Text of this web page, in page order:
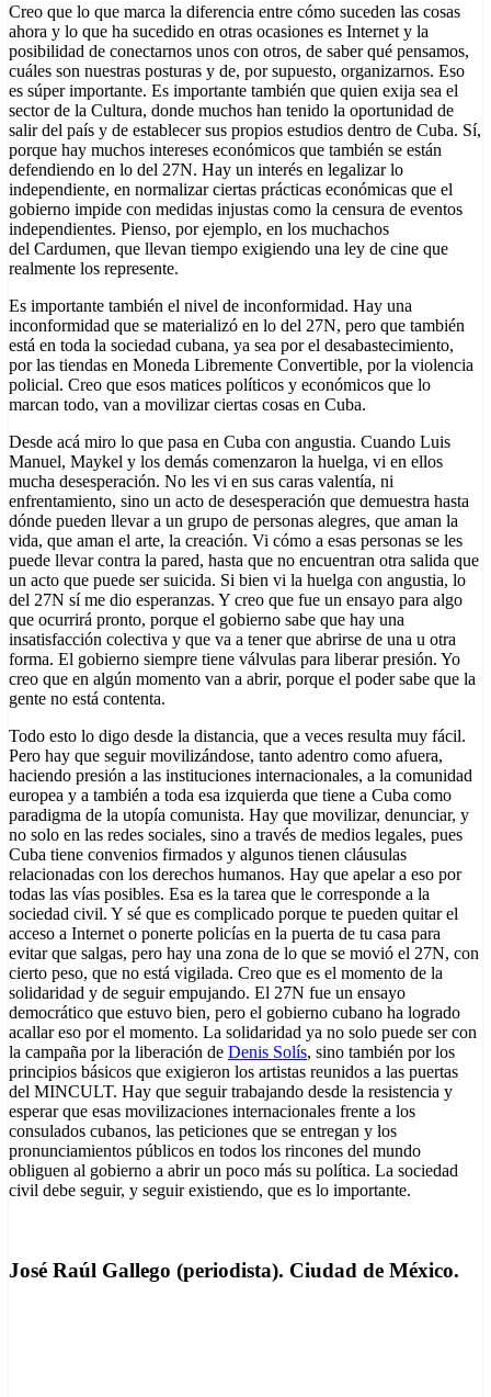
Creo que lo que marca la diferencia entre cómo suceden las cosas
ahora y lo que ha sucedido en otras ocasiones es Internet y la
posibilidad de conectarnos unos con otros, de saber qué pensamos,
cuáles son nuestras posturas y de, por supuesto, organizarnos. Eso
es súper importante. Es importante también que quien exija sea el
sector de la Cultura, donde muchos han tenido la oportunidad de
salir del país y de establecer sus propios estudios dentro de Cuba. Sí,
porque hay muchos intereses económicos que también se están
defendiendo en lo del 27N. Hay un interés en legalizar lo
independiente, en normalizar ciertas prácticas económicas que el
gobierno impide con medidas injustas como la censura de eventos
independientes. Pienso, por ejemplo, en los muchachos
del Cardumen, que llevan tiempo exigiendo una ley de cine que
realmente los represente.
Es importante también el nivel de inconformidad. Hay una
inconformidad que se materializó en lo del 27N, pero que también
está en toda la sociedad cubana, ya sea por el desabastecimiento,
por las tiendas en Moneda Libremente Convertible, por la violencia
policial. Creo que esos matices políticos y económicos que lo
marcan todo, van a movilizar ciertas cosas en Cuba.
Desde acá miro lo que pasa en Cuba con angustia. Cuando Luis
Manuel, Maykel y los demás comenzaron la huelga, vi en ellos
mucha desesperación. No les vi en sus caras valentía, ni
enfrentamiento, sino un acto de desesperación que demuestra hasta
dónde pueden llevar a un grupo de personas alegres, que aman la
vida, que aman el arte, la creación. Vi cómo a esas personas se les
puede llevar contra la pared, hasta que no encuentran otra salida que
un acto que puede ser suicida. Si bien vi la huelga con angustia, lo
del 27N sí me dio esperanzas. Y creo que fue un ensayo para algo
que ocurrirá pronto, porque el gobierno sabe que hay una
insatisfacción colectiva y que va a tener que abrirse de una u otra
forma. El gobierno siempre tiene válvulas para liberar presión. Yo
creo que en algún momento van a abrir, porque el poder sabe que la
gente no está contenta.
Todo esto lo digo desde la distancia, que a veces resulta muy fácil.
Pero hay que seguir movilizándose, tanto adentro como afuera,
haciendo presión a las instituciones internacionales, a la comunidad
europea y a también a toda esa izquierda que tiene a Cuba como
paradigma de la utopía comunista. Hay que movilizar, denunciar, y
no solo en las redes sociales, sino a través de medios legales, pues
Cuba tiene convenios firmados y algunos tienen cláusulas
relacionadas con los derechos humanos. Hay que apelar a eso por
todas las vías posibles. Esa es la tarea que le corresponde a la
sociedad civil. Y sé que es complicado porque te pueden quitar el
acceso a Internet o ponerte policías en la puerta de tu casa para
evitar que salgas, pero hay una zona de lo que se movió el 27N, con
cierto peso, que no está vigilada. Creo que es el momento de la
solidaridad y de seguir empujando. El 27N fue un ensayo
democrático que estuvo bien, pero el gobierno cubano ha logrado
acallar eso por el momento. La solidaridad ya no solo puede ser con
la campaña por la liberación de Denis Solís, sino también por los
principios básicos que exigieron los artistas reunidos a las puertas
del MINCULT. Hay que seguir trabajando desde la resistencia y
esperar que esas movilizaciones internacionales frente a los
consulados cubanos, las peticiones que se entregan y los
pronunciamientos públicos en todos los rincones del mundo
obliguen al gobierno a abrir un poco más su política. La sociedad
civil debe seguir, y seguir existiendo, que es lo importante.
José Raúl Gallego (periodista). Ciudad de México.